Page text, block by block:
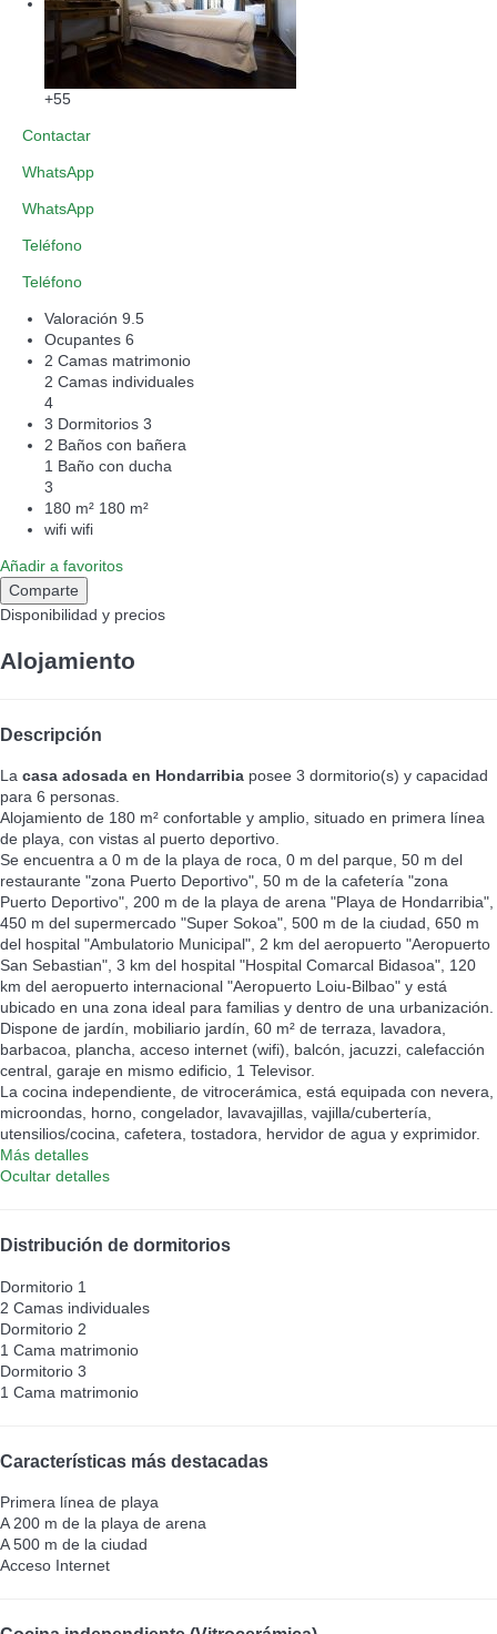
+55
Contactar
WhatsApp
WhatsApp
Teléfono
Teléfono
Valoración 9.5
Ocupantes 6
2 Camas matrimonio
2 Camas individuales
4
3 Dormitorios 3
2 Baños con bañera
1 Baño con ducha
3
180 m² 180 m²
wifi wifi
Añadir a favoritos
Comparte
Disponibilidad y precios
Alojamiento
Descripción
La casa adosada en Hondarribia posee 3 dormitorio(s) y capacidad
para 6 personas.
Alojamiento de 180 m² confortable y amplio, situado en primera línea
de playa, con vistas al puerto deportivo.
Se encuentra a 0 m de la playa de roca, 0 m del parque, 50 m del
restaurante "zona Puerto Deportivo", 50 m de la cafetería "zona
Puerto Deportivo", 200 m de la playa de arena "Playa de Hondarribia",
450 m del supermercado "Super Sokoa", 500 m de la ciudad, 650 m
del hospital "Ambulatorio Municipal", 2 km del aeropuerto "Aeropuerto
San Sebastian", 3 km del hospital "Hospital Comarcal Bidasoa", 120
km del aeropuerto internacional "Aeropuerto Loiu-Bilbao" y está
ubicado en una zona ideal para familias y dentro de una urbanización.
Dispone de jardín, mobiliario jardín, 60 m² de terraza, lavadora,
barbacoa, plancha, acceso internet (wifi), balcón, jacuzzi, calefacción
central, garaje en mismo edificio, 1 Televisor.
La cocina independiente, de vitrocerámica, está equipada con nevera,
microondas, horno, congelador, lavavajillas, vajilla/cubertería,
utensilios/cocina, cafetera, tostadora, hervidor de agua y exprimidor.
Más detalles
Ocultar detalles
Distribución de dormitorios
Dormitorio 1
2 Camas individuales
Dormitorio 2
1 Cama matrimonio
Dormitorio 3
1 Cama matrimonio
Características más destacadas
Primera línea de playa
A 200 m de la playa de arena
A 500 m de la ciudad
Acceso Internet